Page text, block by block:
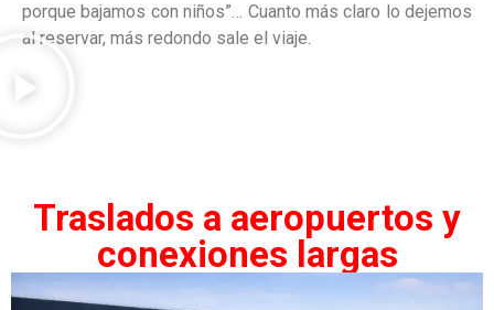
porque bajamos con niños”… Cuanto más claro lo dejemos
al reservar, más redondo sale el viaje.
Traslados a aeropuertos y
conexiones largas